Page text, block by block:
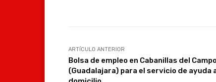
ARTÍCULO ANTERIOR
Bolsa de empleo en Cabanillas del Campo
(Guadalajara) para el servicio de ayuda